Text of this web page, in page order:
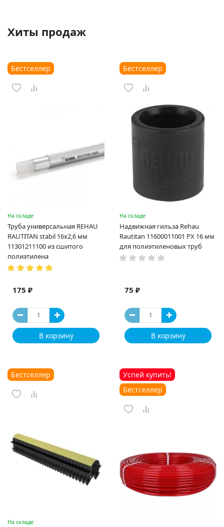
Хиты продаж
Бестселлер
На складе
Труба универсальная REHAU
RAUTITAN stabil 16х2,6 мм
11301211100 из сшитого
полиэтилена
175 ₽
В корзину
Бестселлер
На складе
Надвижная гильза Rehau
Rautitan 11600011001 PX 16 мм
для полиэтиленовых труб
75 ₽
В корзину
Бестселлер
На складе
Успей купить!
Бестселлер